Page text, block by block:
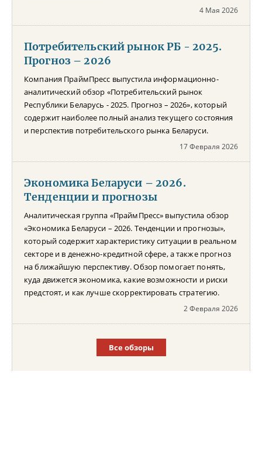
4 Мая 2026
Потребительский рынок РБ - 2025.
Прогноз – 2026
Компания ПраймПресс выпустила информационно-
аналитический обзор «Потребительский рынок
Республики Беларусь - 2025. Прогноз – 2026», который
содержит наиболее полный анализ текущего состояния
и перспектив потребительского рынка Беларуси.
17 Февраля 2026
Экономика Беларуси – 2026.
Тенденции и прогнозы
Аналитическая группа «ПраймПресс» выпустила обзор
«Экономика Беларуси – 2026. Тенденции и прогнозы»,
который содержит характеристику ситуации в реальном
секторе и в денежно-кредитной сфере, а также прогноз
на ближайшую перспективу. Обзор помогает понять,
куда движется экономика, какие возможности и риски
предстоят, и как лучше скорректировать стратегию.
2 Февраля 2026
Все обзоры